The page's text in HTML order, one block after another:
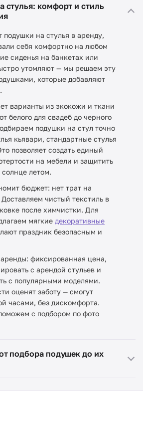
стулья: комфорт и стиль
подушки на стулья в аренду,
себя комфортно на любом
сиденья на банкетах или
утомляют — мы решаем эту
которые добавляют
варианты из экокожи и ткани
белого для свадеб до черного
подушки на стул точно
кьявари, стандартные стулья
позволяет создать единый
на мебели и защитить
солнце летом.
бюджет: нет трат на
чистый текстиль в
после химчистки. Для
мягкие декоративные
праздник безопасным и
фиксированная цена,
с арендой стульев и
с популярными моделями.
оценят заботу — смогут
часами, без дискомфорта.
с подбором по фото
подбора подушек до их